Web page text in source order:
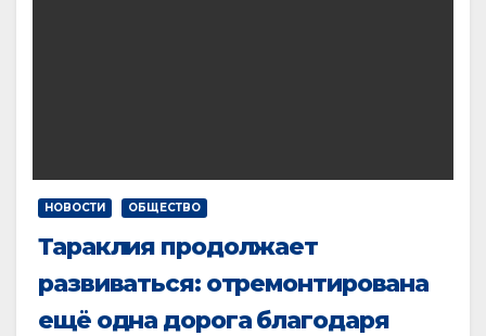
НОВОСТИ ОБЩЕСТВО
Тараклия продолжает
развиваться: отремонтирована
ещё одна дорога благодаря